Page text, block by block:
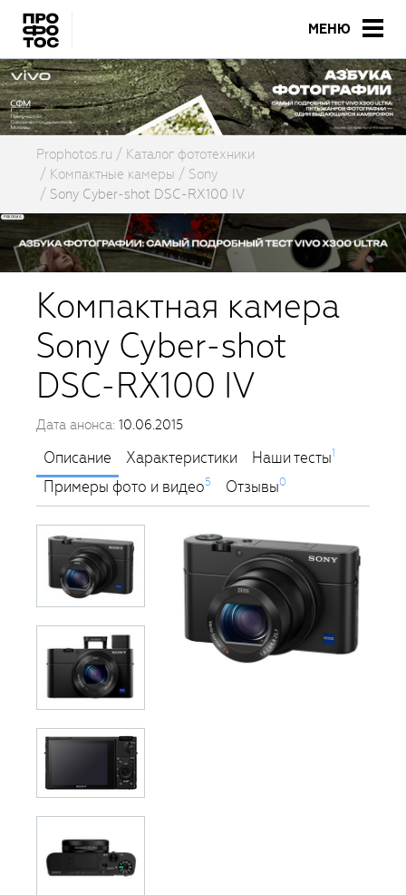
МЕНЮ
Prophotos.ru
Каталог фототехники
Компактные камеры
Sony
Sony Cyber-shot DSC-RX100 IV
Компактная камера
Sony Cyber-shot
DSC-RX100 IV
Дата анонса: 10.06.2015
Описание Характеристики Наши тесты1
Примеры фото и видео5 Отзывы0